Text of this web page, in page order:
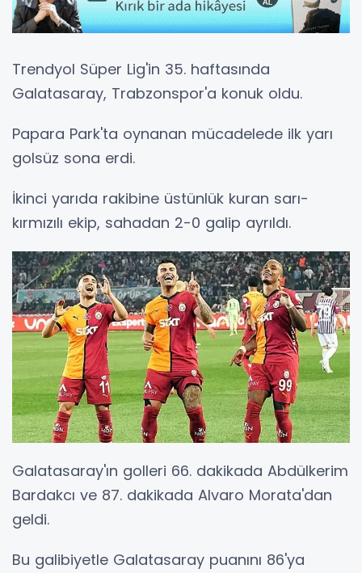
Trendyol Süper Lig'in 35. haftasında
Galatasaray, Trabzonspor'a konuk oldu.
Papara Park'ta oynanan mücadelede ilk yarı
golsüz sona erdi.
İkinci yarıda rakibine üstünlük kuran sarı-
kırmızılı ekip, sahadan 2-0 galip ayrıldı.
Galatasaray'ın golleri 66. dakikada Abdülkerim
Bardakcı ve 87. dakikada Alvaro Morata'dan
geldi.
Bu galibiyetle Galatasaray puanını 86'ya